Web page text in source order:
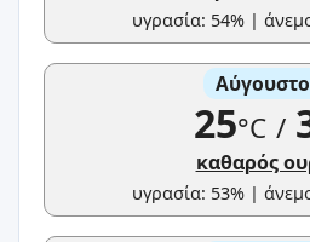
υγρασία: 54% |
25°C /
καθαρός
υγρασία: 53% |